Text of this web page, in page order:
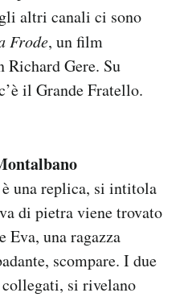
altri canali ci sono
Frode, un film
Richard Gere. Su
il Grande Fratello.
è una replica, si intitola
di pietra viene trovato
Eva, una ragazza
scompare. I due
collegati, si rivelano